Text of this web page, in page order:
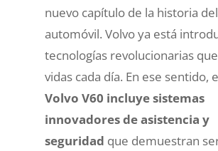
nuevo capítulo de la historia del
automóvil. Volvo ya está
tecnologías revolucionarias
vidas cada día. En ese sentido,
Volvo V60 incluye sistemas
innovadores de asistencia y
seguridad que demuestran